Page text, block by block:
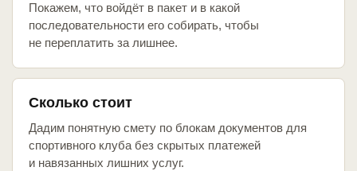
Покажем, что войдёт в пакет и в какой
последовательности его собирать, чтобы
не переплатить за лишнее.
Сколько стоит
Дадим понятную смету по блокам документов для
спортивного клуба без скрытых платежей
и навязанных лишних услуг.